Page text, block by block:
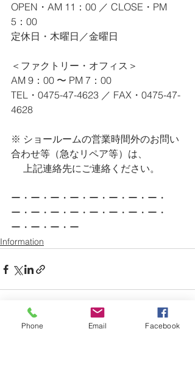
OPEN・AM 11：00 ／ CLOSE・PM
5：00
定休日・木曜日／金曜日
＜ファクトリー・オフィス＞
AM 9：00 〜 PM 7：00
TEL・0475-47-4623 ／ FAX・0475-47-
4628
※ ショールームの営業時間外のお問い
合わせ等（急なリペア等）は、
上記連絡先にご連絡ください。
ー・ー・ー・ー・ー・ー・ー・ー・
ー・ー・ー・ー・ー・ー・ー・ー・
ー・ー・ー・ー
Information
Phone Email Facebook